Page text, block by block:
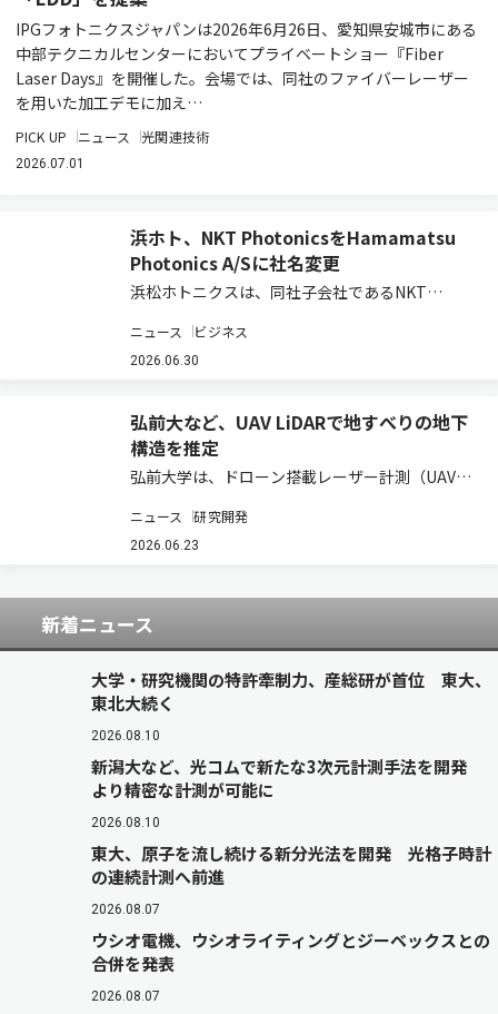
IPGフォトニクスジャパンは2026年6月26日、愛知県安城市にある
中部テクニカルセンターにおいてプライベートショー『Fiber
Laser Days』を開催した。会場では、同社のファイバーレーザー
を用いた加工デモに加え…
PICK UP ニュース 光関連技術
2026.07.01
浜ホト、NKT PhotonicsをHamamatsu
Photonics A/Sに社名変更
浜松ホトニクスは、同社子会社であるNKT
Hamamatsu Photonics A/Sに変更し、浜松ホト
ニクスグループにおけるレーザ＆ファイバ事業ユ
ニュース ビジネス
2026.06.30
弘前大など、UAV LiDARで地すべりの地下
構造を推定
弘前大学は、ドローン搭載レーザー計測（UAV
の地下にある「すべり面」の形状を推定する新た
な技術を開発したと発表した（ニュースリリー
ニュース 研究開発
2026.06.23
新着ニュース
大学・研究機関の特許牽制力、産総研が首位 東大、
東北大続く
2026.08.10
新潟大など、光コムで新たな3次元計測手法を開発
より精密な計測が可能に
2026.08.10
東大、原子を流し続ける新分光法を開発 光格子時計
の連続計測へ前進
2026.08.07
ウシオ電機、ウシオライティングとジーベックスとの
合併を発表
2026.08.07